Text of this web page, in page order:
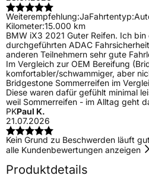
Weiterempfehlung:JaFahrtentyp:
Kilometer:15.000 km
BMW iX3 2021 Guter Reifen. Ich
durchgeführten ADAC
anderen Teilnehmern sehr gute
Im Vergleich zur OEM Bereifung
komfortabler/schwammiger, aber
Bridgestone Sommerreifen im
Diese waren dafür gefühlt minimal
weil Sommerreifen - im Alltag geht
PKPaul K.
21.07.2026
Kein Grund zu Beschwerden läuft
alle Kundenbewertungen anzeigen
Produktdetails